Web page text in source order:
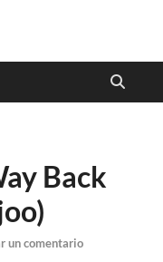
Back
un comentario